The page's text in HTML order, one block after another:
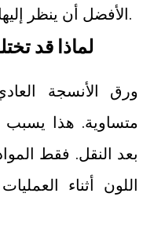
الأفضل أن ينظر إليها كمادة مساعدة ، وليس بديلاً.
لماذا قد
ورق الأنسجة
متساوية. هذا يسبب
بعد النقل. فقط
اللون أثناء